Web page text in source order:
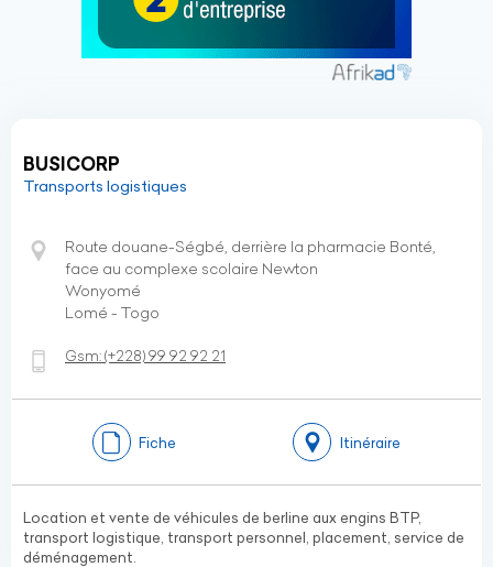
BUSICORP
Transports logistiques
Route douane-Ségbé, derrière la pharmacie Bonté,
face au complexe scolaire Newton
Wonyomé
Lomé - Togo
Gsm:(+228)99 92 92 21
Fiche Itinéraire
Location et vente de véhicules de berline aux engins BTP,
transport logistique, transport personnel, placement, service de
déménagement.